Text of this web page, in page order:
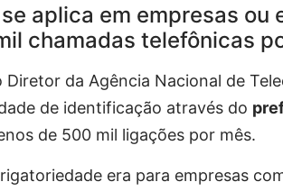
aplica em empresas ou
chamadas telefônicas
Diretor da Agência Nacional de
de identificação através do
de 500 mil ligações por mês.
era para empresas